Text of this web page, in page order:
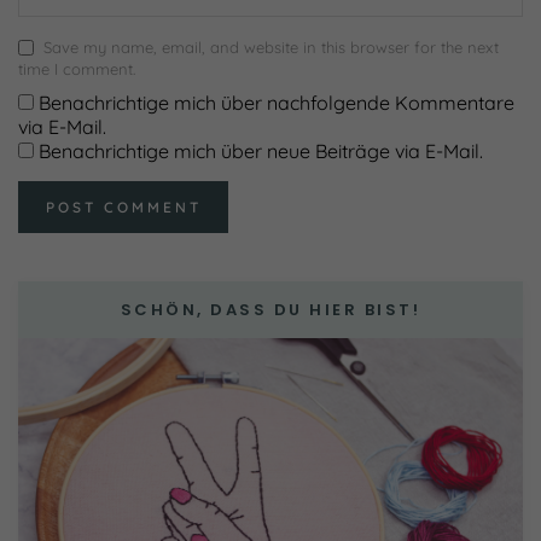
Save my name, email, and website in this browser for the next
time I comment.
Benachrichtige mich über nachfolgende Kommentare
via E-Mail.
Benachrichtige mich über neue Beiträge via E-Mail.
SCHÖN, DASS DU HIER BIST!